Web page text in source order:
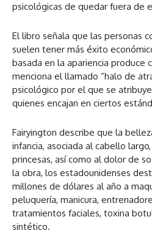
psicológicas de quedar fuera de
El libro señala que las personas
suelen tener más éxito
basada en la apariencia produce
menciona el llamado “halo de
psicológico por el que se
quienes encajan en ciertos
Fairyington describe que la
infancia, asociada al cabello
princesas, así como al dolor de
la obra, los estadounidenses
millones de dólares al año a
peluquería, manicura,
tratamientos faciales, toxina
sintético.